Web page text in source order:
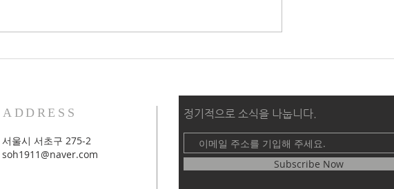
ADDRESS
서울시 서초구 275-2
soh1911@naver.com
​정기적으로 소식을 나눕니다.
Subscribe Now